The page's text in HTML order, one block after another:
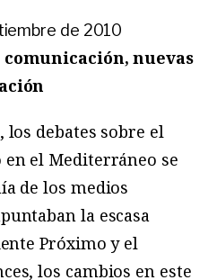
de 2010
comunicación, nuevas
los debates sobre el
el Mediterráneo se
de los medios
la escasa
Próximo y el
los cambios en este